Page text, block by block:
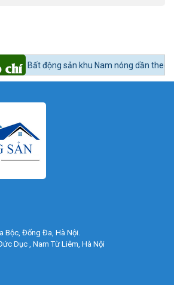
khu Nam nóng dần theo lộ trình lên quận
Bộc, Đống Đa, Hà Nội.
Dục , Nam Từ Liêm, Hà Nội